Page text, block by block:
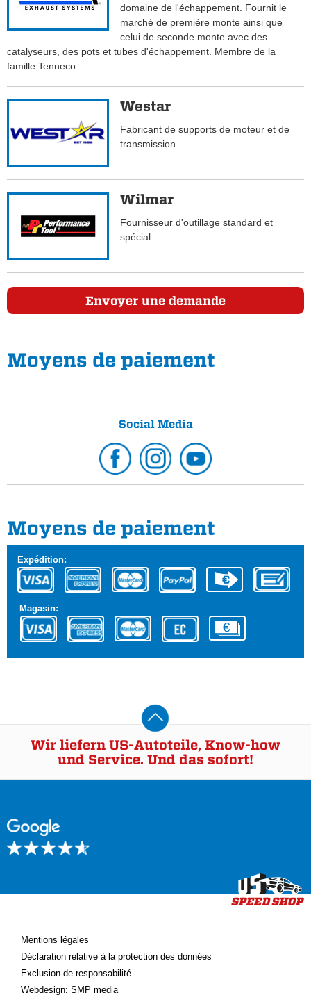
domaine de l'échappement. Fournit le
marché de première monte ainsi que
celui de seconde monte avec des
catalyseurs, des pots et tubes d'échappement. Membre de la
famille Tenneco.
Westar
Fabricant de supports de moteur et de
transmission.
Wilmar
Fournisseur d'outillage standard et
spécial.
Envoyer une demande
Moyens de paiement
Social Media
Moyens de paiement
Expédition:
Magasin:
Wir liefern US-Autoteile, Know-how
und Service. Und das sofort!
Mentions légales
Déclaration relative à la protection des données
Exclusion de responsabilité
Webdesign: SMP media